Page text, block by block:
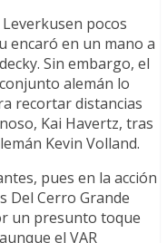
pocos
encaró en un mano a
Sin embargo, el
alemán lo
recortar distancias
Kai Havertz, tras
Kevin Volland.
pues en la acción
Del Cerro Grande
un presunto toque
el VAR